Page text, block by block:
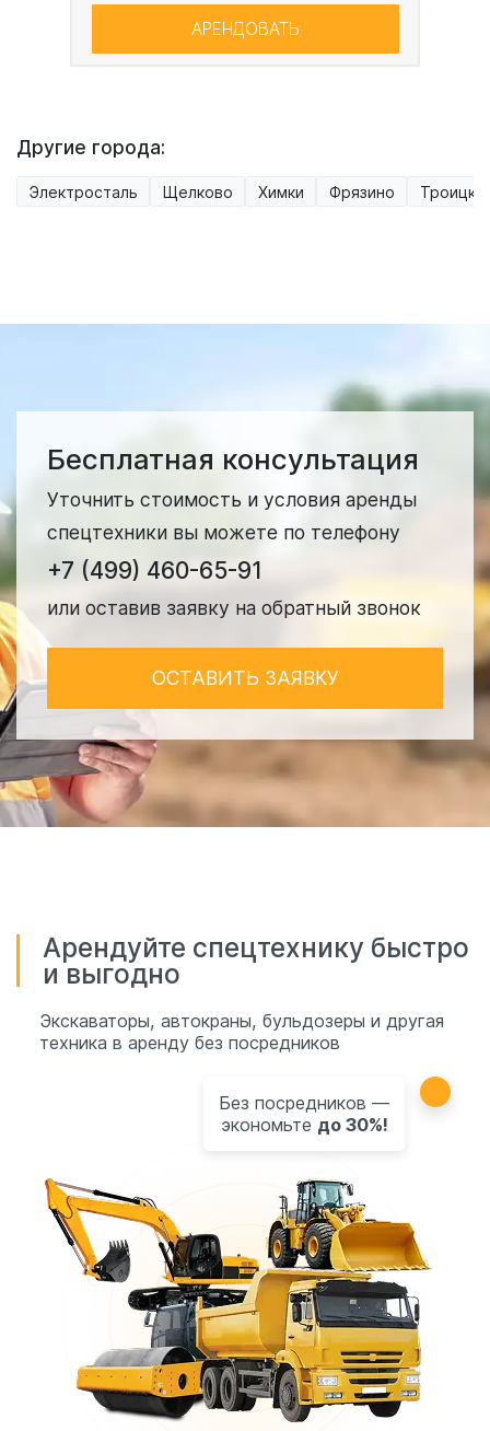
АРЕНДОВАТЬ
Другие города:
Электросталь Щелково Химки Фрязино Троицк
Бесплатная консультация
Уточнить стоимость и условия аренды
спецтехники вы можете по телефону
+7 (499) 460-65-91
или оставив заявку на обратный звонок
ОСТАВИТЬ ЗАЯВКУ
Арендуйте спецтехнику быстро
и выгодно
Экскаваторы, автокраны, бульдозеры и другая
техника в аренду без посредников
Без посредников —
экономьте до 30%!